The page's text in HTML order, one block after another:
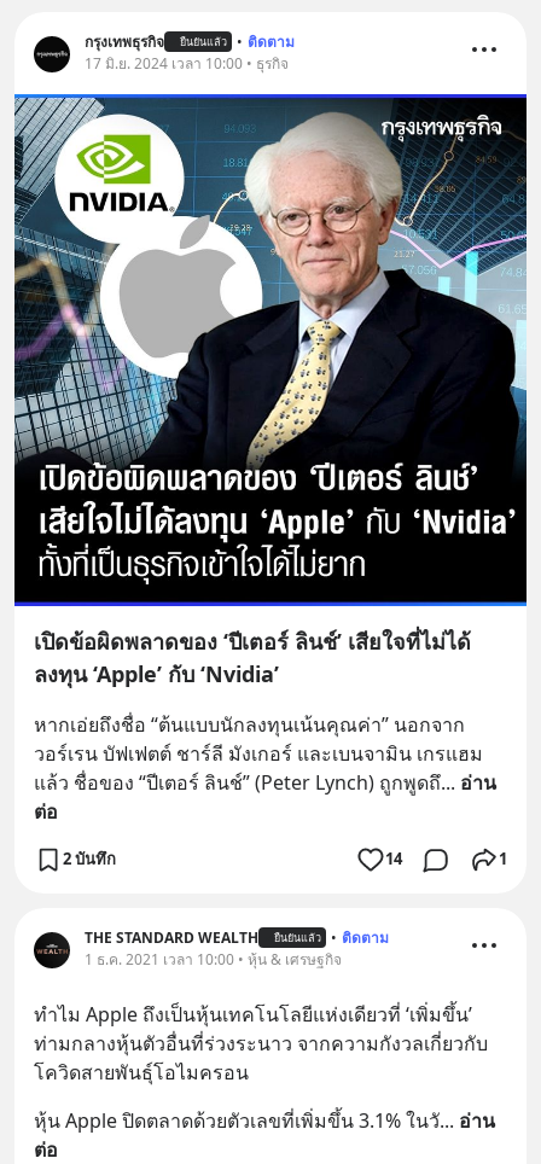
กรุงเทพธุรกิจ ยืนยันแล้ว • ติดตาม
17 มิ.ย. 2024 เวลา 10:00 • ธุรกิจ
เปิดข้อผิดพลาดของ ‘ปีเตอร์ ลินช์’ เสียใจที่ไม่ได้
ลงทุน ‘Apple’ กับ ‘Nvidia’
หากเอ่ยถึงชื่อ “ต้นแบบนักลงทุนเน้นคุณค่า” นอกจาก
วอร์เรน บัฟเฟตต์ ชาร์ลี มังเกอร์ และเบนจามิน เกรแฮม
แล้ว ชื่อของ “ปีเตอร์ ลินช์” (Peter Lynch) ถูกพูดถึ... อ่าน
ต่อ
2 บันทึก 14 1
THE STANDARD WEALTH ยืนยันแล้ว • ติดตาม
1 ธ.ค. 2021 เวลา 10:00 • หุ้น & เศรษฐกิจ
ทำไม Apple ถึงเป็นหุ้นเทคโนโลยีแห่งเดียวที่ ‘เพิ่มขึ้น’
ท่ามกลางหุ้นตัวอื่นที่ร่วงระนาว จากความกังวลเกี่ยวกับ
โควิดสายพันธ์ุโอไมครอน
หุ้น Apple ปิดตลาดด้วยตัวเลขที่เพิ่มขึ้น 3.1% ในวั... อ่าน
ต่อ